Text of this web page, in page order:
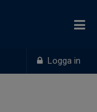
Logga in